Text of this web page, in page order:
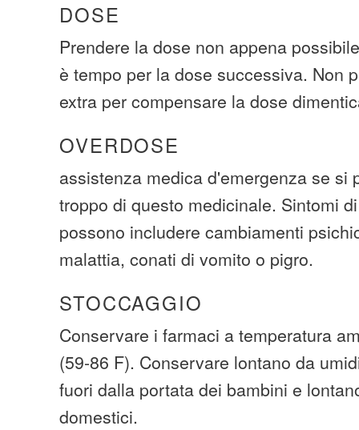
DOSE
Prendere la dose non appena
è tempo per la dose successiva. Non
extra per compensare la dose
OVERDOSE
assistenza medica d'emergenza se si
troppo di questo medicinale. Sintomi
possono includere cambiamenti
malattia, conati di vomito o pigro.
STOCCAGGIO
Conservare i farmaci a temperatura
(59-86 F). Conservare lontano da
fuori dalla portata dei bambini e
domestici.